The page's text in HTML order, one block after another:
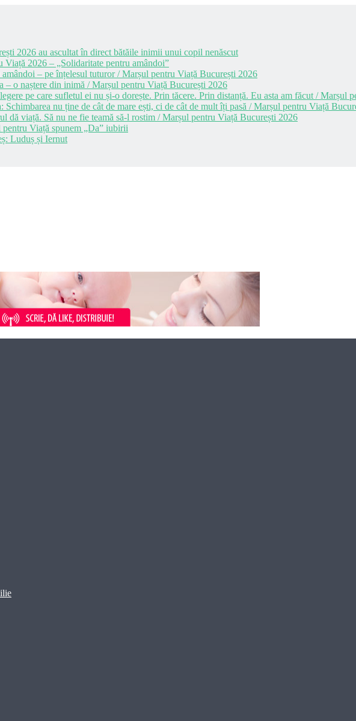
2026 au ascultat în direct bătăile inimii unui copil nenăscut
2026 – „Solidaritate pentru amândoi”
– pe înțelesul tuturor / Marșul pentru Viață București 2026
– o naștere din inimă / Marșul pentru Viață București 2026
pe care sufletul ei nu și-o dorește. Prin tăcere. Prin distanță. Eu asta am făcut / Marșul
nu ține de cât de mare ești, ci de cât de mult îți pasă / Marșul pentru Viață
dă viață. Să nu ne fie teamă să-l rostim / Marșul pentru Viață București 2026
Viață spunem „Da” iubirii
Luduș și Iernut